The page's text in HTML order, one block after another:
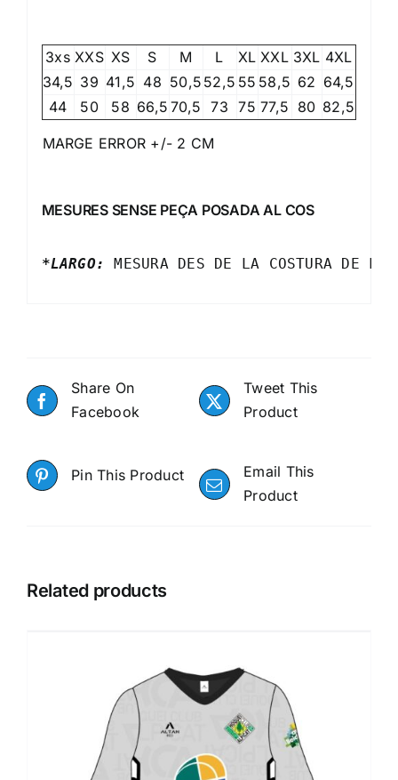
3xs XXS XS S M L XL XXL 3XL 4XL
34,5 39 41,5 48 50,5 52,5 55 58,5 62 64,5
44
50 58 66,5 70,5 73 75 77,5 80 82,5
MARGE ERROR +/- 2 CM
MESURES SENSE PEÇA POSADA AL COS
*LARGO: MESURA DES DE LA COSTURA DE
Share On
Facebook
Tweet This
Product
Pin This Product
Email This
Product
Related products